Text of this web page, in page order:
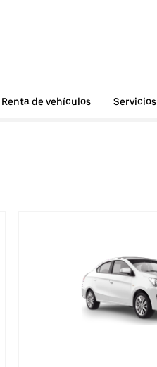
Renta de vehículos Servicios